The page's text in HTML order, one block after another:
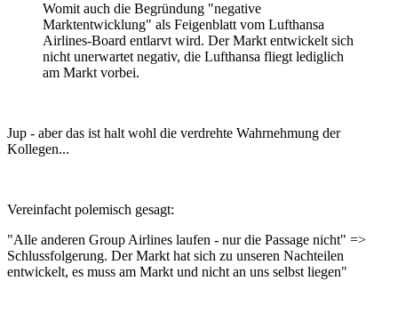
Womit auch die Begründung "negative
Marktentwicklung" als Feigenblatt vom Lufthansa
Airlines-Board entlarvt wird. Der Markt entwickelt sich
nicht unerwartet negativ, die Lufthansa fliegt lediglich
am Markt vorbei.
Jup - aber das ist halt wohl die verdrehte Wahrnehmung der
Kollegen...
Vereinfacht polemisch gesagt:
"Alle anderen Group Airlines laufen - nur die Passage nicht" =>
Schlussfolgerung. Der Markt hat sich zu unseren Nachteilen
entwickelt, es muss am Markt und nicht an uns selbst liegen"